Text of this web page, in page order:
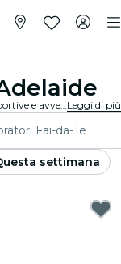
Fai correre l'adrenalina con entusiasmanti attività sportive e avventurose a Adelaide. Che tu sia appassionato di escursionismo, arrampicata o sport estremi, siamo pronti a soddisfare le tue passioni.Leggi di più
Fai-da-Te
settimana